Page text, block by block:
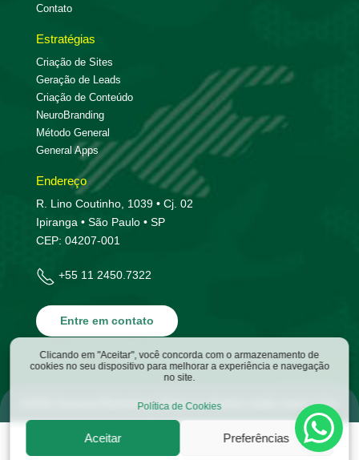
Clicando em "Aceitar", você concorda com o armazenamento de
cookies no seu dispositivo para melhorar a experiência e navegação
no site.
Política de Cookies
Aceitar Preferências
Contato
Estratégias
Criação de Sites
Geração de Leads
Criação de Conteúdo
NeuroBranding
Método General
General Apps
Endereço
R. Lino Coutinho, 1039 • Cj. 02
Ipiranga • São Paulo • SP
CEP: 04207-001
+55 11 2450.7322
Entre em contato
General Marketing | Todos os direitos estão reservados.